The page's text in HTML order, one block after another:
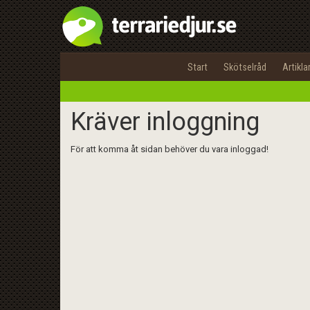
Start Skötselråd Artiklar
Kräver inloggning
För att komma åt sidan behöver du vara inloggad!